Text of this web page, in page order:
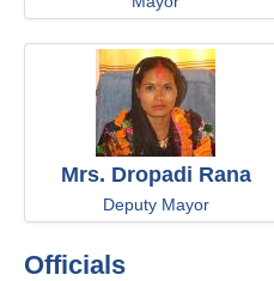
Mrs. Dropadi Rana
Deputy Mayor
Officials